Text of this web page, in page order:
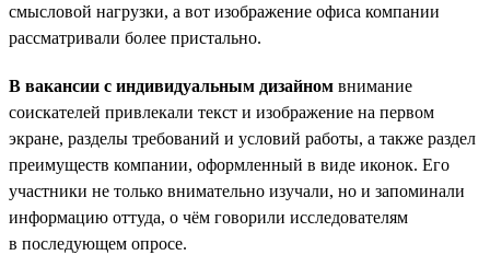
смысловой нагрузки, а вот изображение офиса компании
рассматривали более пристально.
В вакансии с индивидуальным дизайном внимание
соискателей привлекали текст и изображение на первом
экране, разделы требований и условий работы, а также раздел
преимуществ компании, оформленный в виде иконок. Его
участники не только внимательно изучали, но и запоминали
информацию оттуда, о чём говорили исследователям
в последующем опросе.